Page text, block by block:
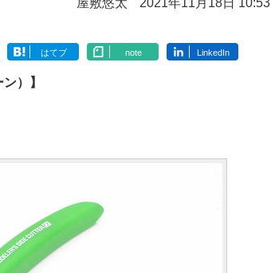
屋敷悠太 2021年11月18日 10:53
はてブ note LinkedIn
）】